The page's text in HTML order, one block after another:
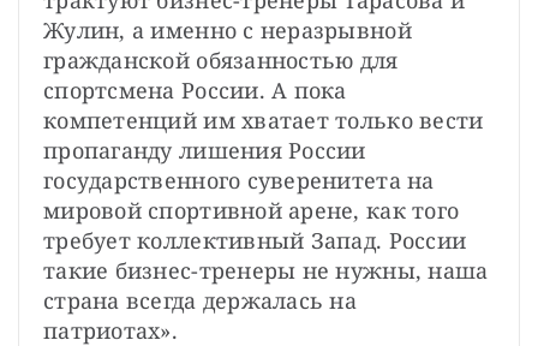
Жулин, а именно с неразрывной
гражданской обязанностью для
спортсмена России. А пока
компетенций им хватает только вести
пропаганду лишения России
государственного суверенитета на
мировой спортивной арене, как того
требует коллективный Запад. России
такие бизнес-тренеры не нужны, наша
страна всегда держалась на
патриотах».